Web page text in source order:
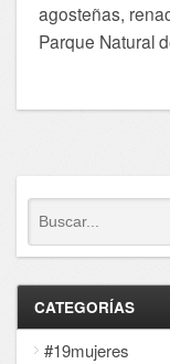
agosteñas,
Parque Natural
CATEGORÍAS
#19mujeres